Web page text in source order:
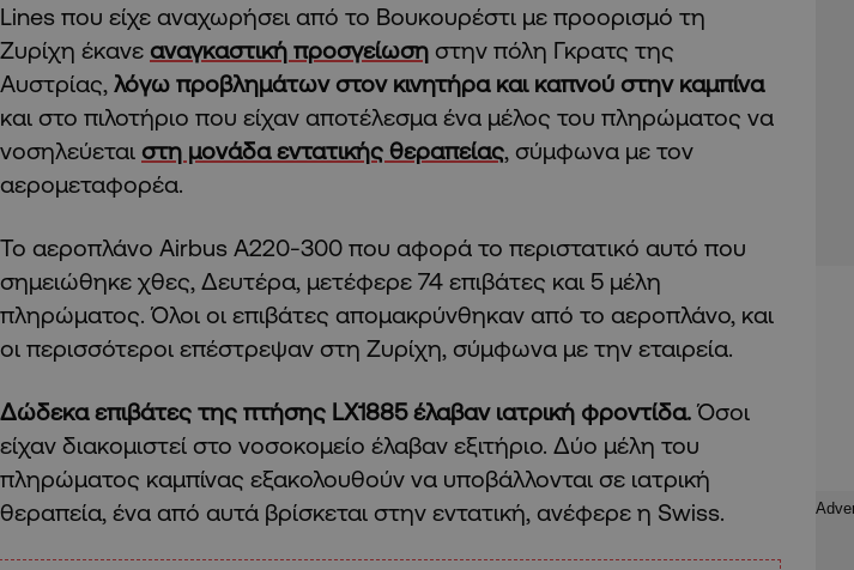
Lines που είχε αναχωρήσει από το Βουκουρέστι με προορισμό τη
Ζυρίχη έκανε αναγκαστική προσγείωση στην πόλη Γκρατς της
Αυστρίας, λόγω προβλημάτων στον κινητήρα και καπνού στην καμπίνα
και στο πιλοτήριο που είχαν αποτέλεσμα ένα μέλος του πληρώματος να
νοσηλεύεται στη μονάδα εντατικής θεραπείας , σύμφωνα με τον
αερομεταφορέα.
Το αεροπλάνο Airbus A220-300 που αφορά το περιστατικό αυτό που
σημειώθηκε χθες, Δευτέρα, μετέφερε 74 επιβάτες και 5 μέλη
πληρώματος. Όλοι οι επιβάτες απομακρύνθηκαν από το αεροπλάνο, και
οι περισσότεροι επέστρεψαν στη Ζυρίχη, σύμφωνα με την εταιρεία.
Δώδεκα επιβάτες της πτήσης LX1885 έλαβαν ιατρική φροντίδα.Όσοι
είχαν διακομιστεί στο νοσοκομείο έλαβαν εξιτήριο. Δύο μέλη του
πληρώματος καμπίνας εξακολουθούν να υποβάλλονται σε ιατρική
θεραπεία, ένα από αυτά βρίσκεται στην εντατική, ανέφερε η Swiss.